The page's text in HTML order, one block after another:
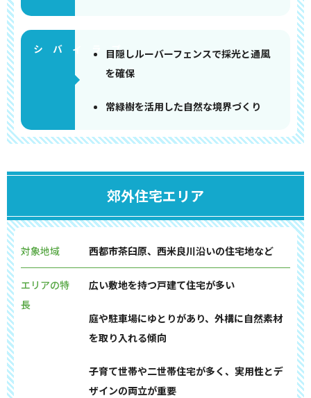
目隠しルーバーフェンスで採光と通風
を確保
常緑樹を活用した自然な境界づくり
郊外住宅エリア
対象地域 西都市茶臼原、西米良川沿いの住宅地など
エリアの特
長
広い敷地を持つ戸建て住宅が多い
庭や駐車場にゆとりがあり、外構に自然素材
を取り入れる傾向
子育て世帯や二世帯住宅が多く、実用性とデ
ザインの両立が重要